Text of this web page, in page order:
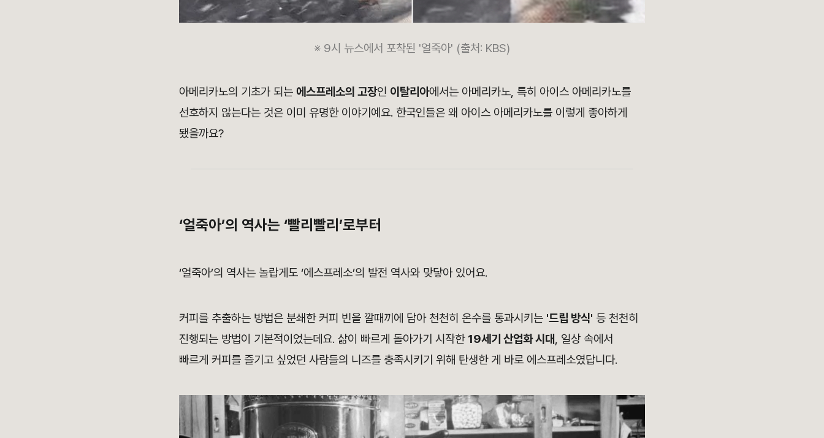
※ 9시 뉴스에서 포착된 '얼죽아' (출처: KBS)
아메리카노의 기초가 되는 에스프레소의 고장인 이탈리아에서는 아메리카노, 특히 아이스 아메리카노를
선호하지 않는다는 것은 이미 유명한 이야기예요. 한국인들은 왜 아이스 아메리카노를 이렇게 좋아하게
됐을까요?
‘얼죽아’의 역사는 ‘빨리빨리’로부터
‘얼죽아’의 역사는 놀랍게도 ‘에스프레소’의 발전 역사와 맞닿아 있어요.
커피를 추출하는 방법은 분쇄한 커피 빈을 깔때끼에 담아 천천히 온수를 통과시키는 '드립 방식' 등 천천히
진행되는 방법이 기본적이었는데요. 삶이 빠르게 돌아가기 시작한 19세기 산업화 시대, 일상 속에서
빠르게 커피를 즐기고 싶었던 사람들의 니즈를 충족시키기 위해 탄생한 게 바로 에스프레소였답니다.